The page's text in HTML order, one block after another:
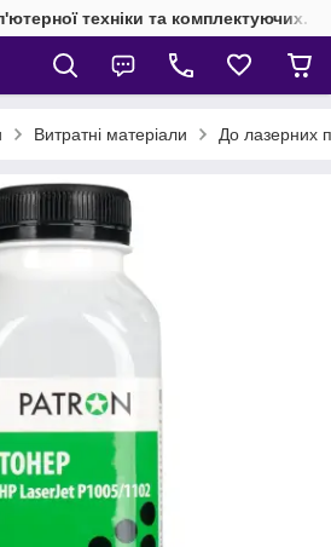
техніки та комплектуючих.
Витратні матеріали До лазерних